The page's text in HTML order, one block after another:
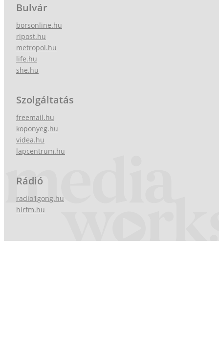
Bulvár
borsonline.hu
ripost.hu
metropol.hu
life.hu
she.hu
Szolgáltatás
freemail.hu
koponyeg.hu
videa.hu
lapcentrum.hu
Rádió
radio1gong.hu
hirfm.hu